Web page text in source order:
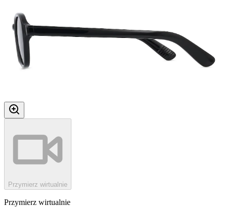
Przymierz wirtualnie
Przymierz wirtualnie